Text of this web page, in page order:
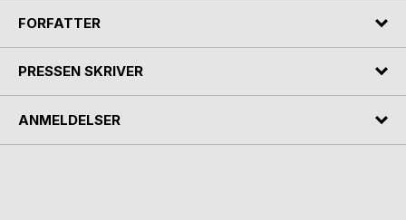
FORFATTER
PRESSEN SKRIVER
ANMELDELSER